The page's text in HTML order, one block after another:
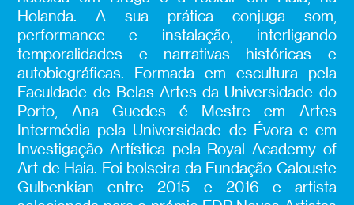
Holanda. A sua prática conjuga som,
performance e instalação, interligando
temporalidades e narrativas históricas e
autobiográficas. Formada em escultura pela
Faculdade de Belas Artes da Universidade do
Porto, Ana Guedes é Mestre em Artes
Intermédia pela Universidade de Évora e em
Investigação Artística pela Royal Academy of
Art de Haia. Foi bolseira da Fundação Calouste
Gulbenkian entre 2015 e 2016 e artista